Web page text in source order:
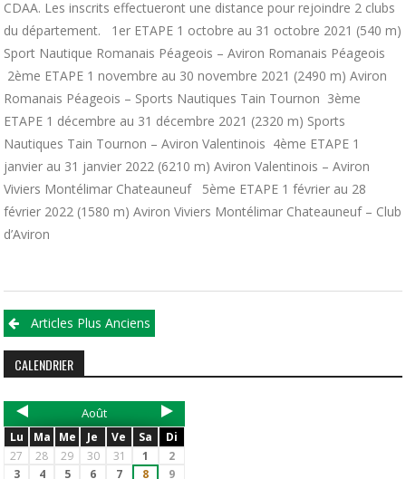
CDAA. Les inscrits effectueront une distance pour rejoindre 2 clubs
du département. 1er ETAPE 1 octobre au 31 octobre 2021 (540 m)
Sport Nautique Romanais Péageois – Aviron Romanais Péageois
2ème ETAPE 1 novembre au 30 novembre 2021 (2490 m) Aviron
Romanais Péageois – Sports Nautiques Tain Tournon 3ème
ETAPE 1 décembre au 31 décembre 2021 (2320 m) Sports
Nautiques Tain Tournon – Aviron Valentinois 4ème ETAPE 1
janvier au 31 janvier 2022 (6210 m) Aviron Valentinois – Aviron
Viviers Montélimar Chateauneuf 5ème ETAPE 1 février au 28
février 2022 (1580 m) Aviron Viviers Montélimar Chateauneuf – Club
d’Aviron
Articles Plus Anciens
CALENDRIER
Août
Lu Ma Me Je Ve Sa
Di
27
28 29 30 31 1
2
3
4 5 6 7 8
9